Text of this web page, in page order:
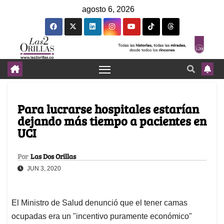
agosto 6, 2026
Para lucrarse hospitales estarían
dejando más tiempo a pacientes en
UCI
Por Las Dos Orillas
JUN 3, 2020
El Ministro de Salud denunció que el tener camas
ocupadas era un "incentivo puramente económico"